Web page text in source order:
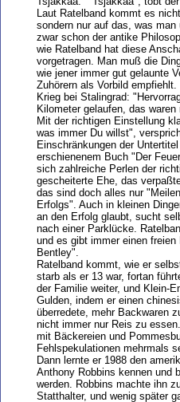
Laut Ratelband kommt es
sondern nur auf das, was
zwar schon der antike
wie Ratelband hat diese
vorgetragen. Man muß die
wie jener immer gut gelaunte
Zuhörern als Vorbild
Krieg bei Stalingrad:
Kilometer gelaufen, das
Mit der richtigen Einstellung
was immer Du willst",
Einschränkungen der
erschienenem Buch "Der
sich zahlreiche Perlen der
gescheiterte Ehe, das
das sind doch alles nur
Erfolgs". Auch in kleinen
an den Erfolg glaubt, sucht
nach einer Parklücke.
und es gibt immer einen
Bentley".
Ratelband kommt, wie er
starb als er 13 war, fortan
der Familie weiter, und Klein-
Gulden, indem er einen
überredete, mehr Backwaren
nicht immer nur Reis zu
mit Bäckereien und
Fehlspekulationen mehrmals
Dann lernte er 1988 den
Anthony Robbins kennen und
werden. Robbins machte ihn
Statthalter, und wenig später